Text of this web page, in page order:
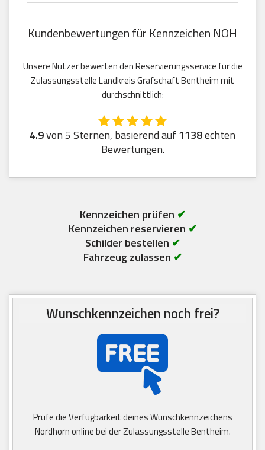
Kundenbewertungen für Kennzeichen NOH
Unsere Nutzer bewerten den Reservierungsservice für die
Zulassungsstelle Landkreis Grafschaft Bentheim mit
durchschnittlich:
4.9von 5 Sternen, basierend auf1138echten
Bewertungen.
Kennzeichen prüfen ✔
Kennzeichen reservieren ✔
Schilder bestellen ✔
Fahrzeug zulassen ✔
Wunschkennzeichen noch frei?
Prüfe die Verfügbarkeit deines Wunschkennzeichens
Nordhorn online bei der Zulassungsstelle Bentheim.